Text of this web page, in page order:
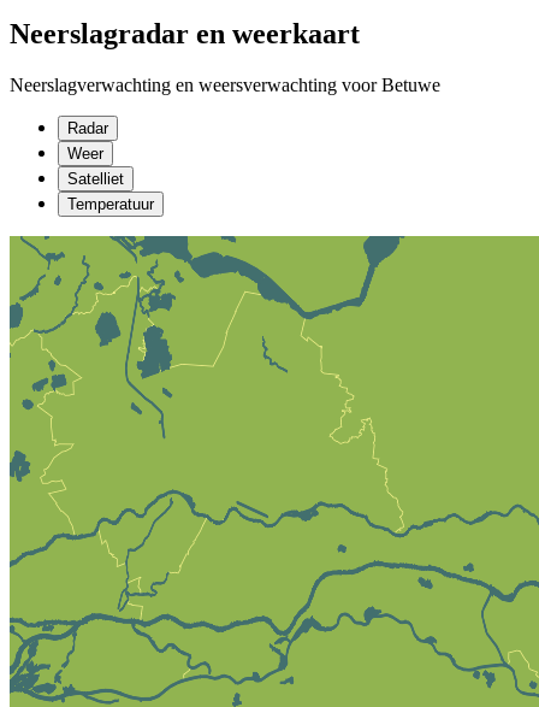
Neerslagradar en weerkaart
Neerslagverwachting en weersverwachting voor Betuwe
Radar
Weer
Satelliet
Temperatuur